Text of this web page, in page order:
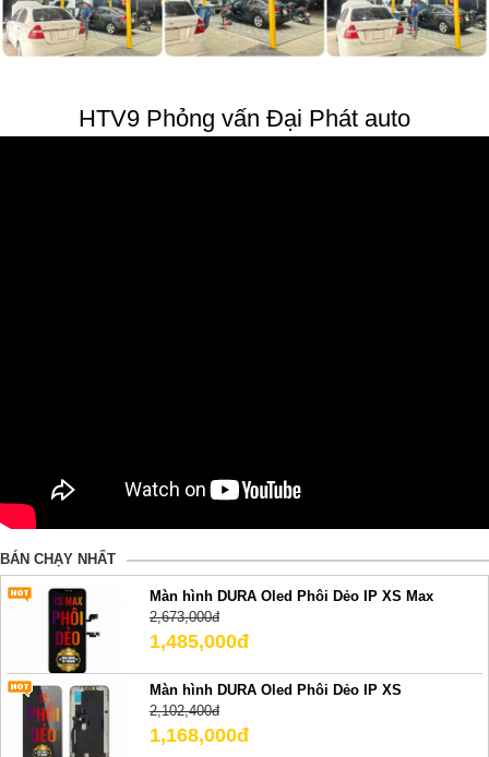
HTV9 Phỏng vấn Đại Phát auto
BÁN CHẠY NHẤT
Màn hình DURA Oled Phôi Dẻo IP XS Max
2,673,000đ
1,485,000đ
Màn hình DURA Oled Phôi Dẻo IP XS
2,102,400đ
1,168,000đ